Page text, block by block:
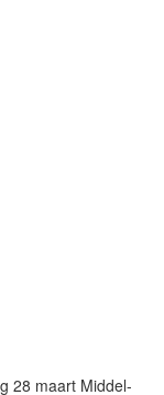
28 maart Middel-